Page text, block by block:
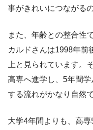
事がきれいにつながるの
また、年齢との整合性
カルドさんは1998年前
上と見られています。
高専へ進学し、5年間
する流れがかなり自然で
大学4年間よりも、高